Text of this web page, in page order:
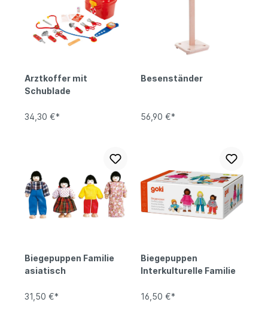
Arztkoffer mit
Schublade
34,30 €*
Besenständer
56,90 €*
Biegepuppen Familie
asiatisch
31,50 €*
Biegepuppen
Interkulturelle Familie
16,50 €*